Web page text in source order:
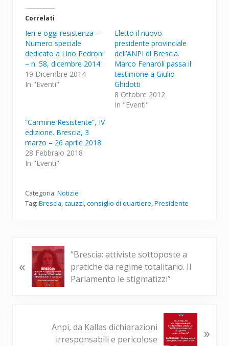
Correlati
Ieri e oggi resistenza –
Numero speciale
dedicato a Lino Pedroni
– n. 58, dicembre 2014
19 Dicembre 2014
In "Eventi"
Eletto il nuovo
presidente provinciale
dell’ANPI di Brescia.
Marco Fenaroli passa il
testimone a Giulio
Ghidotti
8 Ottobre 2012
In "Eventi"
“Carmine Resistente”, IV
edizione. Brescia, 3
marzo – 26 aprile 2018
28 Febbraio 2018
In "Eventi"
Categoria: Notizie
Tag: Brescia,cauzzi,consiglio di quartiere,Presidente
o
«
“Brescia: attiviste sottoposte a
pratiche da regime totalitario. Il
Parlamento le stigmatizzi”
Anpi, da Kallas dichiarazioni
irresponsabili e pericolose
»